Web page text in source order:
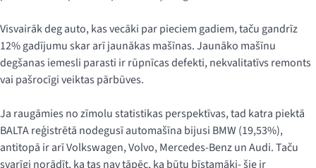
Visvairāk deg auto, kas vecāki par pieciem gadiem, taču gandrīz
12% gadījumu skar arī jaunākas mašīnas. Jaunāko mašīnu
degšanas iemesli parasti ir rūpnīcas defekti, nekvalitatīvs remonts
vai pašrocīgi veiktas pārbūves.
Ja raugāmies no zīmolu statistikas perspektīvas, tad katra piektā
BALTA reģistrētā nodegusī automašīna bijusi BMW (19,53%),
antitopā ir arī Volkswagen, Volvo, Mercedes-Benz un Audi. Taču
svarīgi norādīt, ka tas nav tāpēc, ka būtu bīstamāki- šie ir